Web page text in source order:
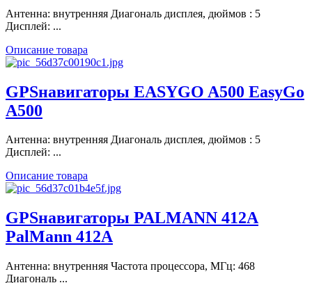
Антенна: внутренняя Диагональ дисплея, дюймов : 5
Дисплей: ...
Описание товара
GPSнавигаторы EASYGO A500 EasyGo
A500
Антенна: внутренняя Диагональ дисплея, дюймов : 5
Дисплей: ...
Описание товара
GPSнавигаторы PALMANN 412А
PalMann 412А
Антенна: внутренняя Частота процессора, МГц: 468
Диагональ ...